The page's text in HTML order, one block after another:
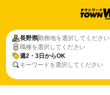
長野県勤務地を選択してください
職種を選択してください
週2・3日からOK
キーワードを選択してください